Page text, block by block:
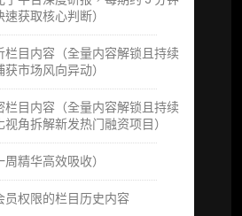
获取核心判断）
栏目内容（全量内容解锁且持续
市场风向异动）
栏目内容（全量内容解锁且持续
角拆解新发热门融资项目）
精华高效吸收）
员权限的栏目历史内容
有盛誉的研究团队为你开展专项
一份完整研究报告）
前瞻栏目（获取重点赛道、项目
，提前了解核心观察变量与后
（ 3 次，官方发布研报预告后
市场以提前解锁）
沟通（1 小时，话题需审核）